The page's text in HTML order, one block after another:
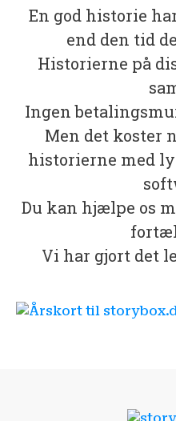
En god historie
end den tid
Historierne på
Ingen
Men det koster
historierne med
Du kan hjælpe os
Vi har gjort det